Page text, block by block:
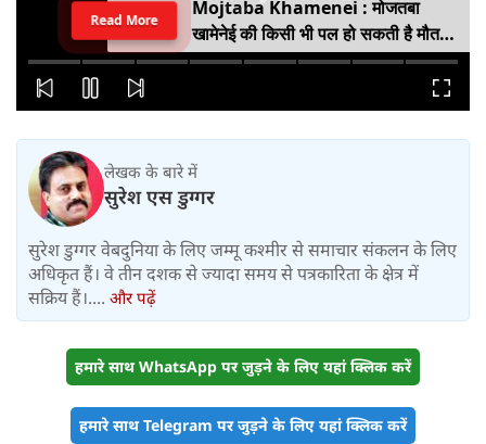
Mojtaba Khamenei : मोजतबा
इजराइली मीडिया के दावे के बीच सामने आया
Read More
लेखक के बारे में
सुरेश एस डुग्गर
सुरेश डुग्गर वेबदुनिया के लिए जम्मू कश्मीर से समाचार संकलन के लिए
अधिकृत हैं। वे तीन दशक से ज्यादा समय से पत्रकारिता के क्षेत्र में
सक्रिय हैं।.... और पढ़ें
हमारे साथ WhatsApp पर जुड़ने के लिए यहां क्लिक करें
हमारे साथ Telegram पर जुड़ने के लिए यहां क्लिक करें